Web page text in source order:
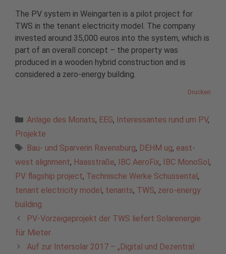
The PV system in Weingarten is a pilot project for
TWS in the tenant electricity model. The company
invested around 35,000 euros into the system, which is
part of an overall concept – the property was
produced in a wooden hybrid construction and is
considered a zero-energy building.
Drucken
Kategorien
Anlage des Monats, EEG, Interessantes rund um PV,
Projekte
Schlagwörter
Bau- und Sparverin Ravensburg, DEHM ug, east-
west alignment, Haasstraße, IBC AeroFix, IBC MonoSol ,
PV flagship project, Technische Werke Schussental ,
tenant electricity model , tenants, TWS, zero-energy
building
PV-Vorzeigeprojekt der TWS liefert Solarenergie
für Mieter
Auf zur Intersolar 2017 – „Digital und Dezentral